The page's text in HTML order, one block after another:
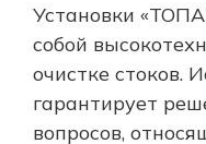
Установки
собой
очистке стоков.
гарантирует
вопросов,